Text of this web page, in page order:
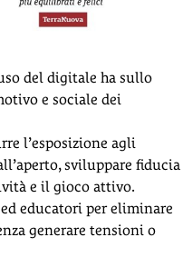
del digitale ha sullo
e sociale dei
l’esposizione agli
sviluppare fiducia
e il gioco attivo.
educatori per eliminare
generare tensioni o